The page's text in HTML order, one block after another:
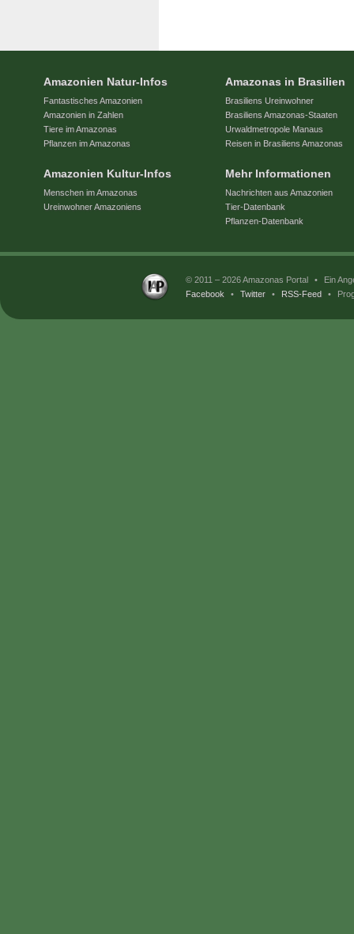
Amazonien Natur-Infos
Fantastisches Amazonien
Amazonien in Zahlen
Tiere im Amazonas
Pflanzen im Amazonas
Amazonien Kultur-Infos
Menschen im Amazonas
Ureinwohner Amazoniens
Amazonas in Brasilien
Brasiliens Ureinwohner
Brasiliens Amazonas-Staaten
Urwaldmetropole Manaus
Reisen in Brasiliens Amazonas
Mehr Informationen
Nachrichten aus Amazonien
Tier-Datenbank
Pflanzen-Datenbank
© 2011 – 2026 Amazonas Portal •
Ein
Facebook
• Twitter • RSS-Feed •